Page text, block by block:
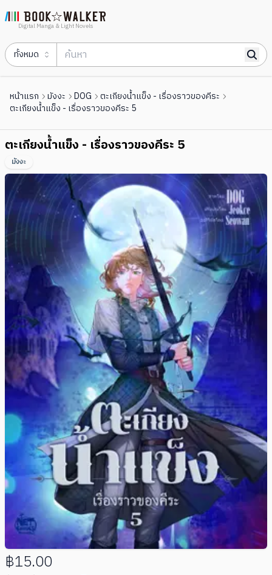
Digital Manga & Light Novels
ทั้งหมด
หน้าแรก มังงะ DOG
ตะเกียงน้ำแข็ง - เรื่องราวของคีระ
ตะเกียงน้ำแข็ง - เรื่องราวของคีระ 5
ตะเกียงน้ำแข็ง - เรื่องราวของคีระ 5
มังงะ
฿15.00